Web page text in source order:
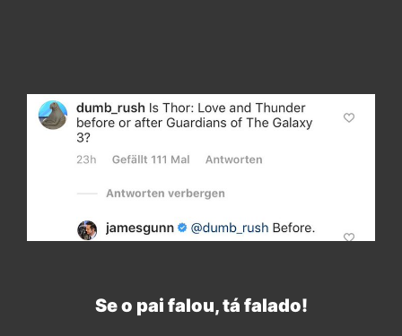
Se o pai falou, tá falado!